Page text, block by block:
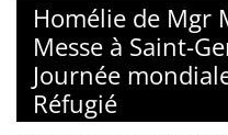
Homélie de Mgr
Messe à Saint-
Journée
Réfugié